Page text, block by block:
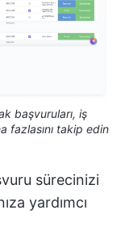
başvuruları, iş
fazlasını takip edin
sürecinizi
yardımcı